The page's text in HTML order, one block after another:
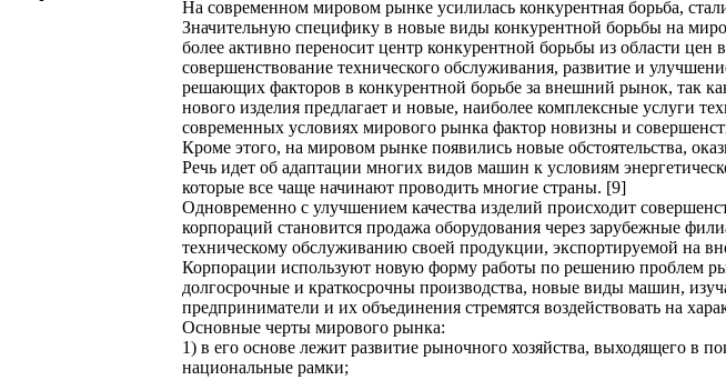
На современном мировом рынке усилилась конкурентная борьба,
Значительную специфику в новые виды конкурентной борьбы на
более активно переносит центр конкурентной борьбы из области цен
совершенствование технического обслуживания, развитие и
решающих факторов в конкурентной борьбе за внешний рынок, так
нового изделия предлагает и новые, наиболее комплексные услуги
современных условиях мирового рынка фактор новизны и
Кроме этого, на мировом рынке появились новые обстоятельства,
Речь идет об адаптации многих видов машин к условиям
которые все чаще начинают проводить многие страны. [9]
Одновременно с улучшением качества изделий происходит
корпораций становится продажа оборудования через зарубежные
техническому обслуживанию своей продукции, экспортируемой на
Корпорации используют новую форму работы по решению проблем
долгосрочные и краткосрочны производства, новые виды машин,
предприниматели и их объединения стремятся воздействовать на
Основные черты мирового рынка:
1) в его основе лежит развитие рыночного хозяйства, выходящего в
национальные рамки;